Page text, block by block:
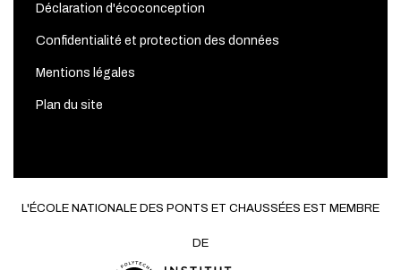
Déclaration d'écoconception
Confidentialité et protection des données
Mentions légales
Plan du site
L'ÉCOLE NATIONALE DES PONTS ET CHAUSSÉES EST MEMBRE
DE